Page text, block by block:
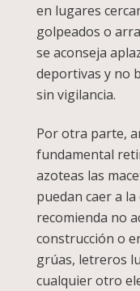
en lugares
golpeados o
se aconseja
deportivas y no
sin vigilancia.
Por otra parte,
fundamental
azoteas las
puedan caer a
recomienda no
construcción o
grúas, letreros
cualquier otro